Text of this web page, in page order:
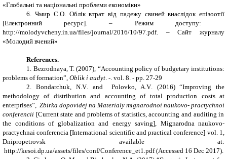
«Глобальні та національні проблеми економіки»
6.
Чмир С.О. Облік втрат від падежу свиней внаслідок епізоотії
[Електронний ресурс]. – Режим доступу:
http://molodyvcheny.in.ua/files/journal/2016/10/97.pdf. –Сайт журналу
«Молодий вчений»
References.
1. Bezrodnaya T.(2007), “Accounting policy of budgetary institutions:
problems of formation” Oblik i audyt . -. vol 8. - pp . 27-29
2. Bondarchuk
N. V. and Polovko A V. (2016) “Improving the
methodology of distribution and accounting of total production costs at
enterprises”, Zbirka dopovidej na Materialy mignarodnoi naukovo- practychnoi
conferencii [Current state and problems of statistics, accounting and auditing in
the conditions of globalization and energy saving] , Mignarodna naukovo-
practychnai conferencia [International scientific and practical conference] vol 1
Dnipropetrovsk available at:
http://kesoi.dp.ua/assets/files/conf/Conference_et1.pdf (Accessed 16 Dec 201 7).